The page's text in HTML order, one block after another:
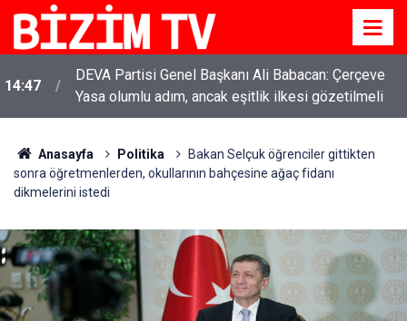
14:47
DEVA Partisi Genel Başkanı Ali Babacan: Çerçeve
Yasa olumlu adım, ancak eşitlik ilkesi gözetilmeli
Anasayfa Politika
Bakan Selçuk öğrenciler gittikten
sonra öğretmenlerden, okullarının bahçesine ağaç fidanı
dikmelerini istedi